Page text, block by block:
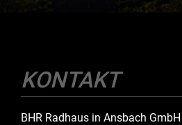
KONTAKT
BHR Radhaus in Ansbach GmbH